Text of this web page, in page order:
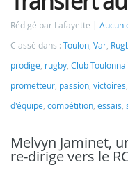
Rédigé par Lafayette
Aucun
Classé dans : Toulon, Var,
prodige, rugby, Club
prometteur, passion, victoires,
d'équipe, compétition, essais,
Melvyn Jaminet,
re-dirige vers le